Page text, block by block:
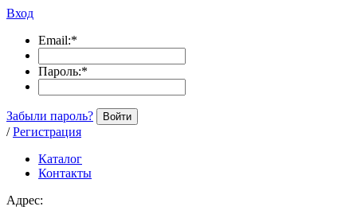
Вход
Email:*
Пароль:*
Забыли пароль? Войти
/ Регистрация
Каталог
Контакты
Адрес: